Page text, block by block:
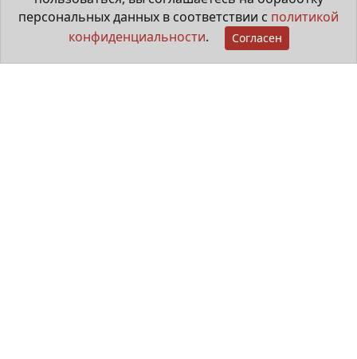
персональных данных в соответствии с политикой
конфиденциальности. Согласен